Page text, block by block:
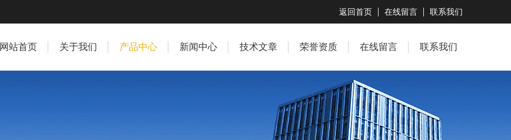
返回首页 在线留言 联系我们
网站首页 关于我们 产品中心 新闻中心 技术文章 荣誉资质 在线留言 联系我们